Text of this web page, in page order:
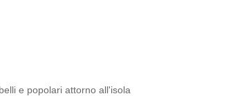
e popolari attorno all'isola